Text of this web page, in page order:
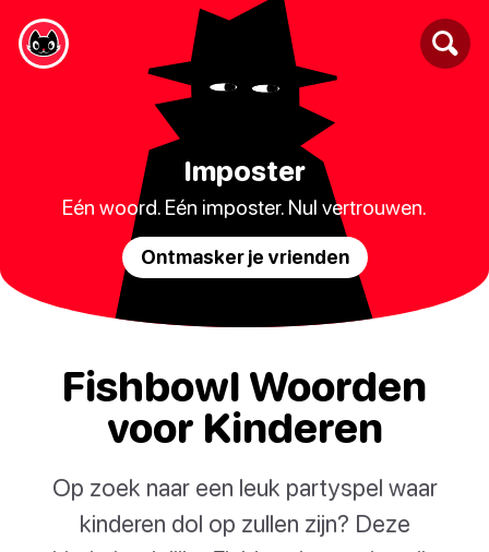
Imposter
Eén woord. Eén imposter. Nul vertrouwen.
Ontmasker je vrienden
Fishbowl Woorden
voor Kinderen
Op zoek naar een leuk partyspel waar
kinderen dol op zullen zijn? Deze